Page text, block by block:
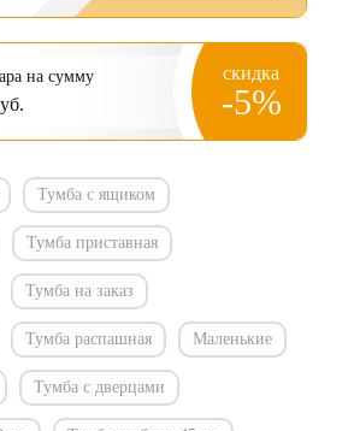
на сумму скидка
-5%
Тумба с ящиком
Тумба приставная
Тумба на заказ
Тумба распашная Маленькие
Тумба с дверцами